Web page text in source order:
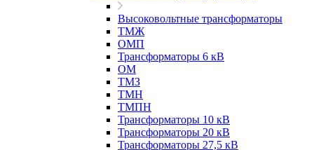
Высоковольтные трансформаторы
ТМЖ
ОМП
Трансформаторы 6 кВ
ОМ
ТМЗ
ТМН
ТМПН
Трансформаторы 10 кВ
Трансформаторы 20 кВ
Трансформаторы 27,5 кВ